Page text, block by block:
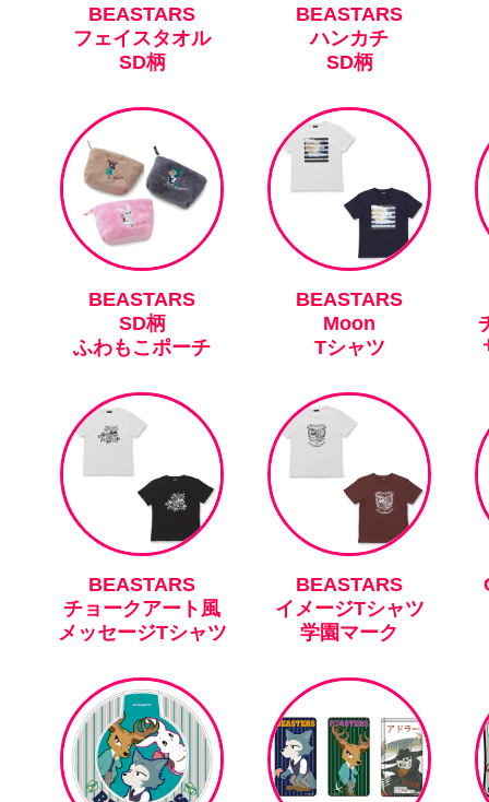
BEASTARS
フェイスタオル
SD柄
BEASTARS
ハンカチ
SD柄
BEASTARS
SD柄
ふわもこポーチ
BEASTARS
Moon
Tシャツ
BEASTARS
チョークアート風
メッセージTシャツ
BEASTARS
イメージTシャツ
学園マーク